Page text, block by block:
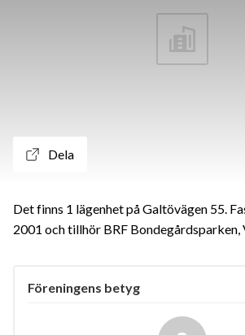
Dela
Det finns 1 lägenhet på Galtövägen 55.
2001 och tillhör BRF Bondegårdsparken,
Föreningens betyg